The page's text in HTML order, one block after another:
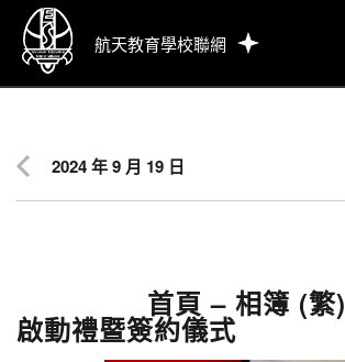
航天教育學校聯網
2024 年 9 月 19 日
首頁 – 相簿 (繁)
啟動禮暨簽約儀式